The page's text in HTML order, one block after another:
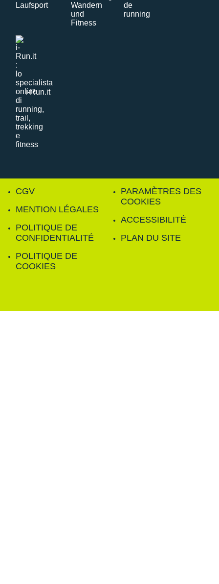
i-Run.it
CGV
MENTION LÉGALES
POLITIQUE DE
CONFIDENTIALITÉ
POLITIQUE DE
COOKIES
PARAMÈTRES DES
COOKIES
ACCESSIBILITÉ
PLAN DU SITE